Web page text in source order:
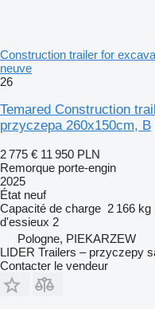
Construction trailer for
neuve
26
Temared Construction
przyczepa 260x150cm, B
2 775 € 11 950 PLN
Remorque porte-engin
2025
État neuf
Capacité de charge 2 166 kg
d'essieux 2
Pologne, PIEKARZEW
LIDER Trailers – przyczepy
Contacter le vendeur